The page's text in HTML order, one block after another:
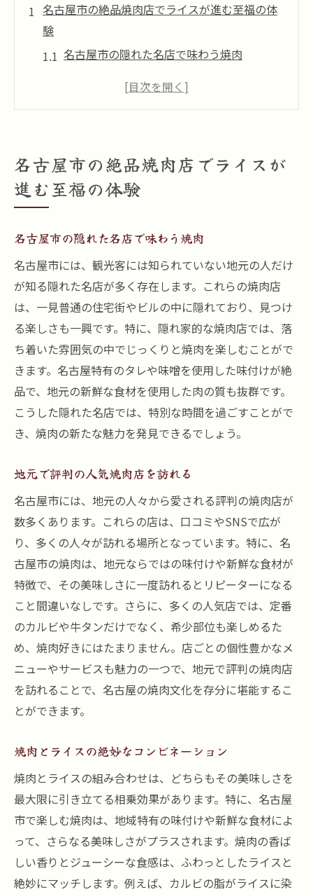
名古屋市の絶品焼肉店でライスが進む至福の体
験
名古屋市の隠れた名店で味わう焼肉
地元で評判の人気焼肉店を訪れる
焼肉と一緒に楽しみたいサイドディッシュ
名古屋特有の味付けで楽しむ焼肉の極上時間
名古屋独自の特製タレの魅力
焼肉に合う名古屋ならではの調味料
名古屋風焼肉の美味しさの秘密
焼肉と名古屋の地酒の素晴らしいペアリン
グ
名古屋の伝統的な焼肉の食べ方を学ぶ
地元の新鮮食材を使った名古屋市の焼肉の魅力
名古屋の市場で仕入れる新鮮食材
地元生産者のこだわりと焼肉の相性
名古屋の農産物を活かした焼肉料理
地元食材を使った焼肉のヘルシーな一面
焼肉に最適な名古屋産の食材とは
ジューシーなカルビが人気の名古屋市おすすめ
焼肉スポット
カルビの美味しさが際立つ名古屋の焼肉店
カルビの部位ごとの特徴と焼き方のコツ
絶品カルビを味わえる名店の紹介
カルビに合うサイドメニューのおすすめ
地元で人気のカルビ専門店を訪れる
カルビ好き必見の名古屋市の隠れた名店
法
牛タンの美味しさを引き立てる焼き方
おすすめの牛タン専門店ガイド
名古屋市で楽しむ絶品の牛タン料理
牛タンと相性抜群のソースとタレ
焼肉店での牛タンのオーダー方法
名古屋市の絶品焼肉店でライスが
進む至福の体験
名古屋市の隠れた名店で味わう焼肉
名古屋市には、観光客には知られていない地元の人だけ
が知る隠れた名店が多く存在します。これらの焼肉店
は、一見普通の住宅街やビルの中に隠れており、見つけ
る楽しさも一興です。特に、隠れ家的な焼肉店では、落
ち着いた雰囲気の中でじっくりと焼肉を楽しむことがで
きます。名古屋特有のタレや味噌を使用した味付けが絶
品で、地元の新鮮な食材を使用した肉の質も抜群です。
こうした隠れた名店では、特別な時間を過ごすことがで
き、焼肉の新たな魅力を発見できるでしょう。
地元で評判の人気焼肉店を訪れる
名古屋市には、地元の人々から愛される評判の焼肉店が
数多くあります。これらの店は、口コミやSNSで広が
り、多くの人々が訪れる場所となっています。特に、名
古屋市の焼肉は、地元ならではの味付けや新鮮な食材が
特徴で、その美味しさに一度訪れるとリピーターになる
こと間違いなしです。さらに、多くの人気店では、定番
のカルビや牛タンだけでなく、希少部位も楽しめるた
め、焼肉好きにはたまりません。店ごとの個性豊かなメ
ニューやサービスも魅力の一つで、地元で評判の焼肉店
を訪れることで、名古屋の焼肉文化を存分に堪能するこ
とができます。
焼肉とライスの絶妙なコンビネーション
焼肉とライスの組み合わせは、どちらもその美味しさを
最大限に引き立てる相乗効果があります。特に、名古屋
市で楽しむ焼肉は、地域特有の味付けや新鮮な食材によ
って、さらなる美味しさがプラスされます。焼肉の香ば
しい香りとジューシーな食感は、ふわっとしたライスと
絶妙にマッチします。例えば、カルビの脂がライスに染